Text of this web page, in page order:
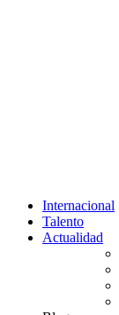
Internacional
Talento
Actualidad